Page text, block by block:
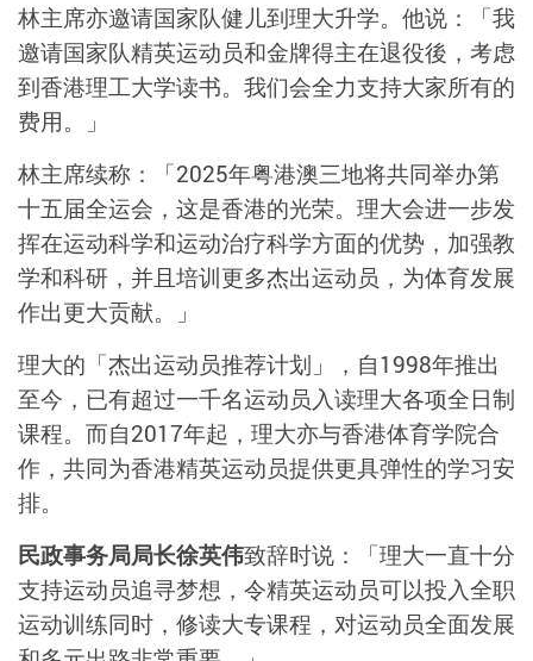
林主席亦邀请国家队健儿到理大升学。他说：「我
邀请国家队精英运动员和金牌得主在退役後，考虑
到香港理工大学读书。我们会全力支持大家所有的
费用。」
林主席续称：「2025年粤港澳三地将共同举办第
十五届全运会，这是香港的光荣。理大会进一步发
挥在运动科学和运动治疗科学方面的优势，加强教
学和科研，并且培训更多杰出运动员，为体育发展
作出更大贡献。」
理大的「杰出运动员推荐计划」，自1998年推出
至今，已有超过一千名运动员入读理大各项全日制
课程。而自2017年起，理大亦与香港体育学院合
作，共同为香港精英运动员提供更具弹性的学习安
排。
民政事务局局长徐英伟致辞时说：「理大一直十分
支持运动员追寻梦想，令精英运动员可以投入全职
运动训练同时，修读大专课程，对运动员全面发展